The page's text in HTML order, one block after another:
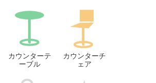
カウンターテ
ーブル
カウンターチ
ェア